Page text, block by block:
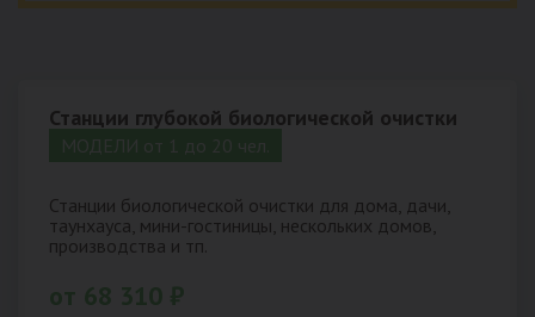
Станции глубокой биологической очистки
Станции биологической очистки для дома, дачи,
таунхауса, мини-гостиницы, нескольких домов,
производства и тп.